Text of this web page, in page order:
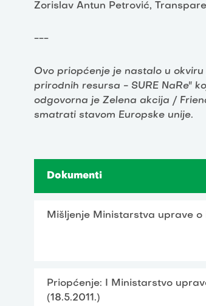
Zorislav Antun Petrović,
---
Ovo priopćenje je nastalo u
prirodnih resursa - SURE NaRe"
odgovorna je Zelena akcija /
smatrati stavom Europske unije.
Dokumenti
Mišljenje Ministarstva uprave
Priopćenje: I Ministarstvo
(18.5.2011.)